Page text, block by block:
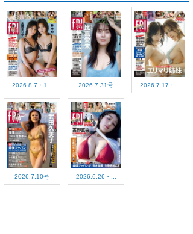
2026.8.7・1... 2026.7.31号 2026.7.17・...
2026.7.10号 2026.6.26・...